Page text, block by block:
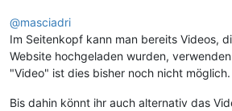
@masciadri
Im Seitenkopf kann man bereits Videos,
Website hochgeladen wurden,
"Video" ist dies bisher noch nicht möglich.
Bis dahin könnt ihr auch alternativ das